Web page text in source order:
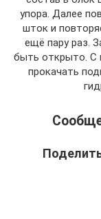
упора. Далее
шток и
ещё пару раз.
быть открыто. С
прокачать